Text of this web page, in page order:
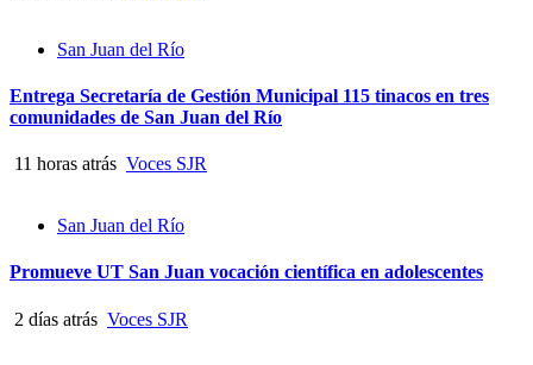
San Juan del Río
Entrega Secretaría de Gestión Municipal 115 tinacos en tres
comunidades de San Juan del Río
11 horas atrás Voces SJR
San Juan del Río
Promueve UT San Juan vocación científica en adolescentes
2 días atrás Voces SJR